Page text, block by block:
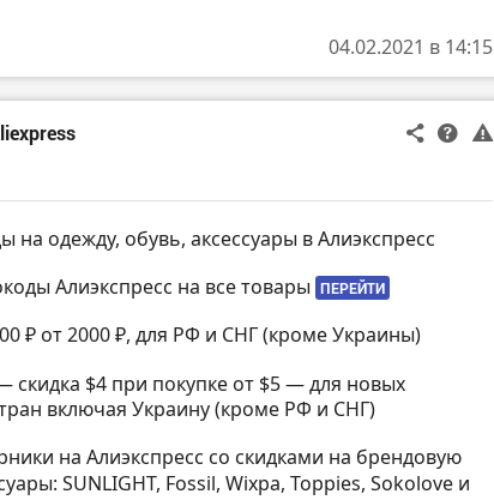
04.02.2021 в 14:15
на одежду, обувь, аксессуары в Алиэкспресс
Алиэкспресс на все товары ПЕРЕЙТИ
₽ от 2000 ₽, для РФ и СНГ (кроме Украины)
скидка $4 при покупке от $5 — для новых
включая Украину (кроме РФ и СНГ)
на Алиэкспресс со скидками на брендовую
SUNLIGHT, Fossil, Wixpa, Toppies, Sokolove и